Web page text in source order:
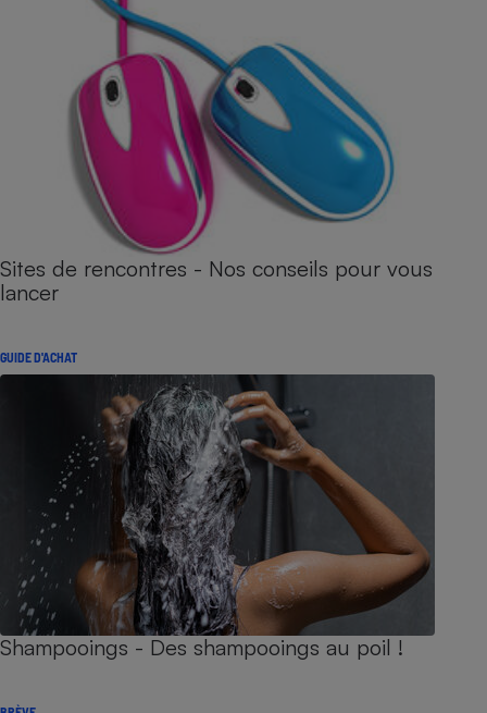
Sites de rencontres - Nos conseils pour vous
lancer
GUIDE D'ACHAT
Shampooings - Des shampooings au poil !